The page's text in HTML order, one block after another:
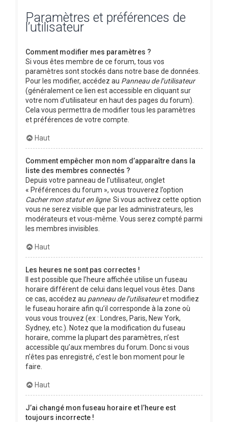
Paramètres et préférences de
l’utilisateur
Comment modifier mes paramètres ?
Si vous êtes membre de ce forum, tous vos
paramètres sont stockés dans notre base de données.
Pour les modifier, accédez au Panneau de l’utilisateur
(généralement ce lien est accessible en cliquant sur
votre nom d’utilisateur en haut des pages du forum).
Cela vous permettra de modifier tous les paramètres
et préférences de votre compte.
Haut
Comment empêcher mon nom d’apparaître dans la
liste des membres connectés ?
Depuis votre panneau de l’utilisateur, onglet
« Préférences du forum », vous trouverez l’option
Cacher mon statut en ligne. Si vous activez cette option
vous ne serez visible que par les administrateurs, les
modérateurs et vous-même. Vous serez compté parmi
les membres invisibles.
Haut
Les heures ne sont pas correctes !
Il est possible que l’heure affichée utilise un fuseau
horaire différent de celui dans lequel vous êtes. Dans
ce cas, accédez au panneau de l’utilisateuret modifiez
le fuseau horaire afin qu’il corresponde à la zone où
vous vous trouvez (ex : Londres, Paris, New York,
Sydney, etc.). Notez que la modification du fuseau
horaire, comme la plupart des paramètres, n’est
accessible qu’aux membres du forum. Donc si vous
n’êtes pas enregistré, c’est le bon moment pour le
faire.
Haut
J’ai changé mon fuseau horaire et l’heure est
toujours incorrecte !